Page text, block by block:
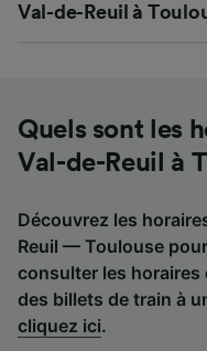
Val-de-Reuil à
Quels sont les
Val-de-Reuil à
Découvrez les
Reuil — Toulouse
consulter les
des billets de train à
cliquez ici.